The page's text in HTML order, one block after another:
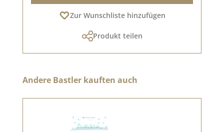
Zur Wunschliste hinzufügen
Produkt teilen
Produktgalerie überspringen
Andere Bastler kauften auch